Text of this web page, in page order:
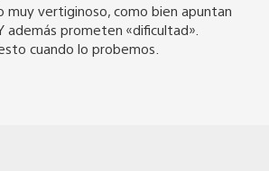
muy vertiginoso, como bien apuntan
además prometen «dificultad».
cuando lo probemos.